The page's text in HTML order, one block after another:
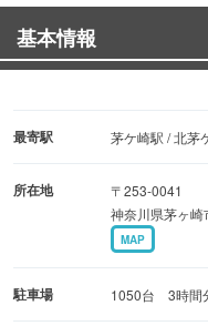
基本情報
最寄駅 茅ケ崎駅 / 北茅
所在地
〒253-0041
神奈川県茅ヶ
MAP
駐車場 1050台 3時間